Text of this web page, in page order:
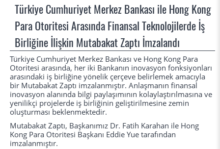
Türkiye Cumhuriyet Merkez Bankası ile Hong Kong
Para Otoritesi Arasında Finansal Teknolojilerde İş
Birliğine İlişkin Mutabakat Zaptı İmzalandı
Türkiye Cumhuriyet Merkez Bankası ve Hong Kong Para
Otoritesi arasında, her iki Bankanın inovasyon fonksiyonları
arasındaki iş birliğine yönelik çerçeve belirlemek amacıyla
bir Mutabakat Zaptı imzalanmıştır. Anlaşmanın finansal
inovasyon alanında bilgi paylaşımının kolaylaştırılmasına ve
yenilikçi projelerde iş birliğinin geliştirilmesine zemin
oluşturması beklenmektedir.
Mutabakat Zaptı, Başkanımız Dr. Fatih Karahan ile Hong
Kong Para Otoritesi Başkanı Eddie Yue tarafından
imzalanmıştır.